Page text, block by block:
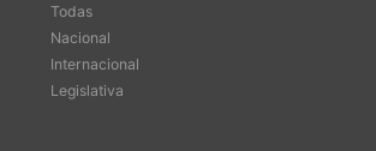
Todas
Nacional
Internacional
Legislativa